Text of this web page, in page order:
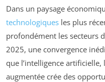
Dans un paysage
technologiques les plus
profondément les secteurs
2025, une convergence
que l’intelligence
augmentée crée des